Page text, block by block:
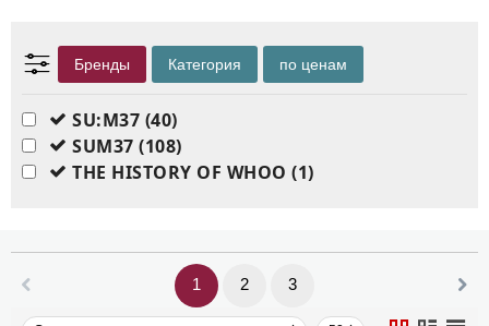
Бренды Категория по ценам
SU:M37 (40)
SUM37(108)
THE HISTORY OF WHOO(1)
1 2 3